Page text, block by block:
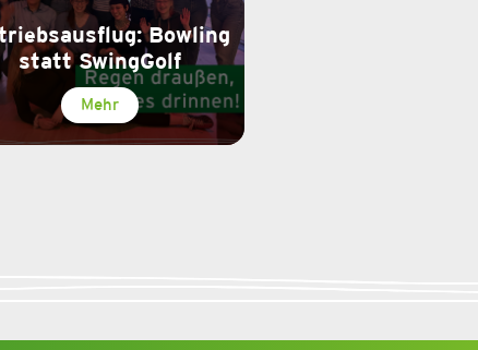
Bowling
statt SwingGolf
Mehr